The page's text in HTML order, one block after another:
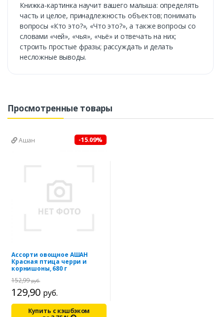
Книжка-картинка научит вашего малыша: определять
часть и целое, принадлежность объектов; понимать
вопросы «Кто это?», «Что это?», а также вопросы со
словами «чей», «чья», «чьё» и отвечать на них;
строить простые фразы; рассуждать и делать
несложные выводы.
Просмотренные товары
Ашан -15.09%
Ассорти овощное АШАН
Красная птица черри и
корнишоны, 680 г
152,99руб.
129,90 руб.
Купить с кэшбэком